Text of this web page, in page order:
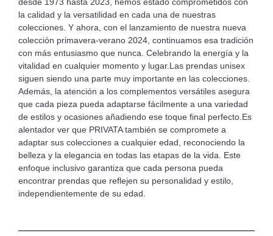
desde 1973 hasta 2023, hemos estado comprometidos con
la calidad y la versatilidad en cada una de nuestras
colecciones. Y ahora, con el lanzamiento de nuestra nueva
colección primavera-verano 2024, continuamos esa tradición
con más entusiasmo que nunca. Celebrando la energía y la
vitalidad en cualquier momento y lugar.Las prendas unisex
siguen siendo una parte muy importante en las colecciones.
Además, la atención a los complementos versátiles asegura
que cada pieza pueda adaptarse fácilmente a una variedad
de estilos y ocasiones añadiendo ese toque final perfecto.Es
alentador ver que PRIVATA también se compromete a
adaptar sus colecciones a cualquier edad, reconociendo la
belleza y la elegancia en todas las etapas de la vida. Este
enfoque inclusivo garantiza que cada persona pueda
encontrar prendas que reflejen su personalidad y estilo,
independientemente de su edad.